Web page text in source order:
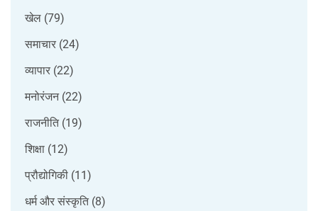
खेल (79)
समाचार (24)
व्यापार (22)
मनोरंजन (22)
राजनीति (19)
शिक्षा (12)
प्रौद्योगिकी (11)
धर्म और संस्कृति (8)